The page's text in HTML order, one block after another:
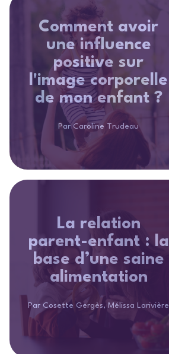
Comment avoir
une influence
positive sur
l'image corporelle
de mon enfant ?
Par Caroline Trudeau
La relation
parent-enfant : la
base d’une saine
alimentation
Par Cosette Gergès, Mélissa Larivière